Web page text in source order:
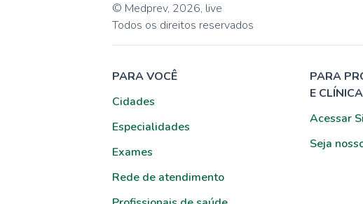
© Medprev, 2026, live
Todos os direitos reservados
PARA VOCÊ
Cidades
Especialidades
Exames
Rede de atendimento
PARA
E
Acessar
Seja